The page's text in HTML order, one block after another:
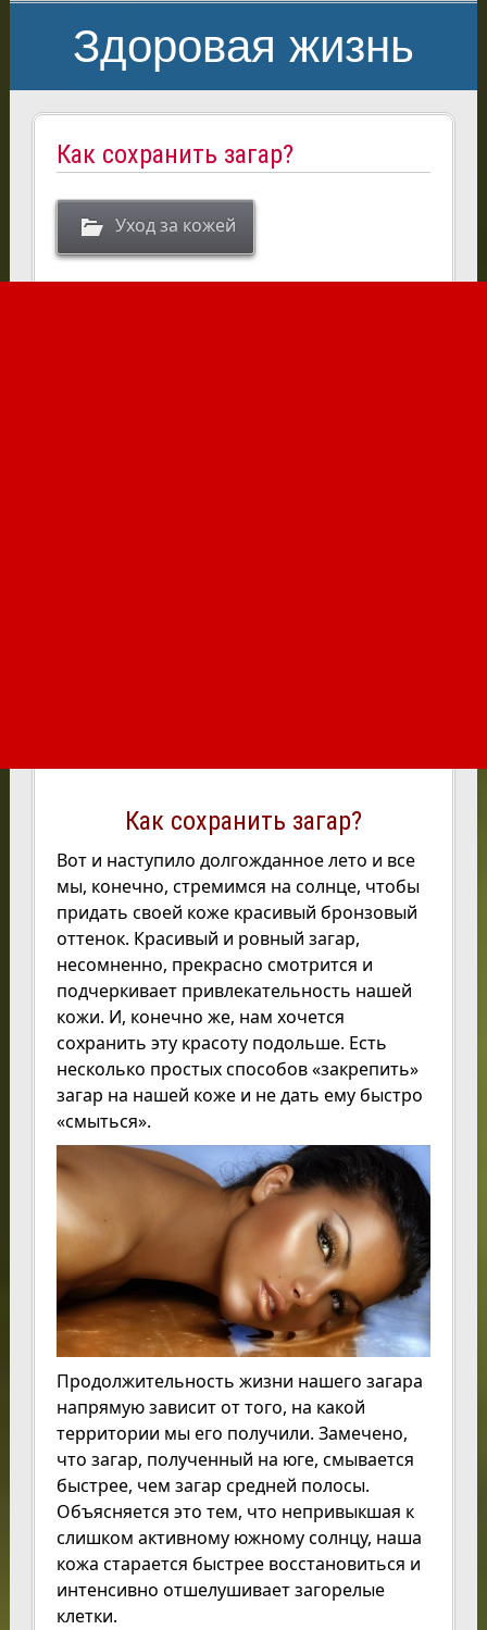
Здоровая жизнь
Как сохранить загар?
Уход за кожей
Как сохранить загар?
Вот и наступило долгожданное лето и все
мы, конечно, стремимся на солнце, чтобы
придать своей коже красивый бронзовый
оттенок. Красивый и ровный загар,
несомненно, прекрасно смотрится и
подчеркивает привлекательность нашей
кожи. И, конечно же, нам хочется
сохранить эту красоту подольше. Есть
несколько простых способов «закрепить»
загар на нашей коже и не дать ему быстро
«смыться».
Продолжительность жизни нашего загара
напрямую зависит от того, на какой
территории мы его получили. Замечено,
что загар, полученный на юге, смывается
быстрее, чем загар средней полосы.
Объясняется это тем, что непривыкшая к
слишком активному южному солнцу, наша
кожа старается быстрее восстановиться и
интенсивно отшелушивает загорелые
клетки.